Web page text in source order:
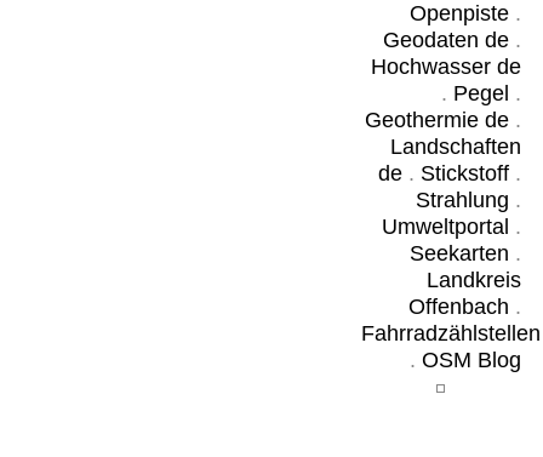
Openpiste.
Geodaten de.
Hochwasser de
. Pegel .
Geothermie de.
Landschaften
de. Stickstoff.
Strahlung .
Umweltportal .
Seekarten .
Landkreis
Offenbach .
Fahrradzählstellen
. OSM Blog